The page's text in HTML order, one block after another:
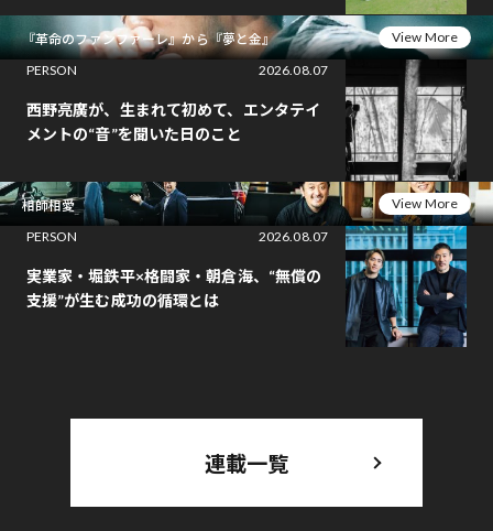
『革命のファンファーレ』から『夢と金』
View More
PERSON
2026.08.07
西野亮廣が、生まれて初めて、エンタテイ
メントの“音”を聞いた日のこと
相師相愛
View More
PERSON
2026.08.07
実業家・堀鉄平×格闘家・朝倉海、“無償の
支援”が生む成功の循環とは
連載一覧